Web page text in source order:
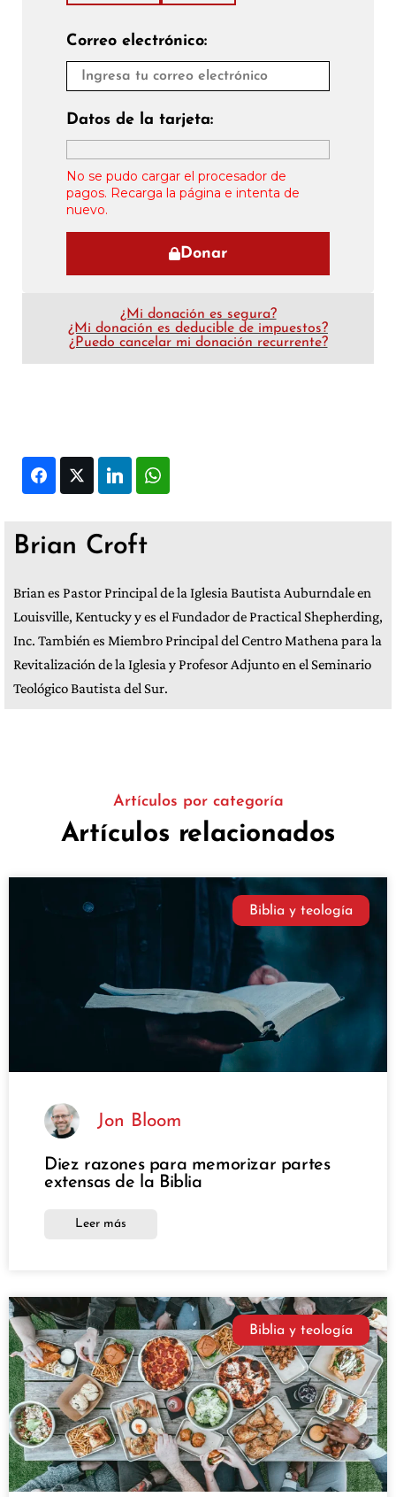
Correo electrónico:
Datos de la tarjeta:
No se pudo cargar el procesador de
pagos. Recarga la página e intenta de
nuevo.
Donar
¿Mi donación es segura?
¿Mi donación es deducible de impuestos?
¿Puedo cancelar mi donación recurrente?
FacebookTwitter LinkedIn
Brian Croft
Brian es Pastor Principal de la Iglesia Bautista Auburndale en
Louisville, Kentucky y es el Fundador de Practical Shepherding,
Inc. También es Miembro Principal del Centro Mathena para la
Revitalización de la Iglesia y Profesor Adjunto en el Seminario
Teológico Bautista del Sur.
Artículos por categoría
Artículos relacionados
Biblia y teología
Jon Bloom
Diez razones para memorizar partes
extensas de la Biblia
Leer más
Biblia y teología